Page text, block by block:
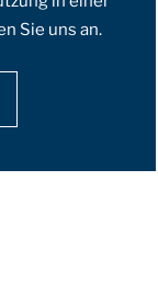
Sie uns an.